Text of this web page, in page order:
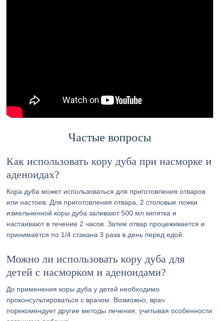
Частые вопросы
Как использовать кору дуба при насморке и
аденоидах?
Кора дуба может использоваться для приготовления отваров
или настоев. Для приготовления отвара, 2 столовые ложки
измельченной коры дуба заливают 500 мл кипятка и
настаивают в течение 2 часов. Затем отвар процеживается и
принимается по 1/4 стакана 3 раза в день перед едой.
Можно ли использовать кору дуба для
детей с насморком и аденоидами?
До применения коры дуба у детей необходимо
проконсультироваться с врачом. Возможно, врач
порекомендует другие методы лечения, учитывая особенности